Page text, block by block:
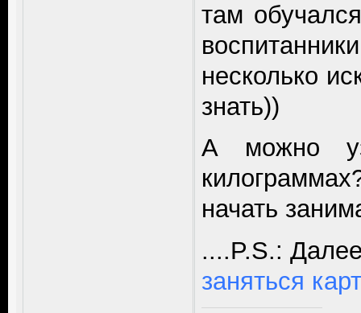
там
несколько
знать))
А можно
начать
....P.S.:
заняться